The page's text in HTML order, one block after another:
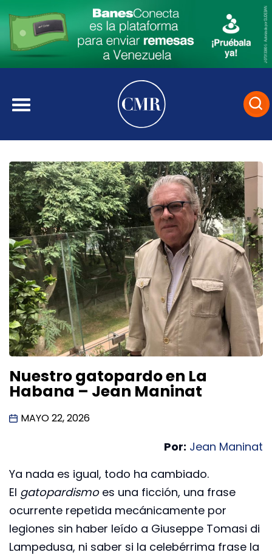
Nuestro gatopardo en La
Habana – Jean Maninat
MAYO 22, 2026
Por: Jean Maninat
Ya nada es igual, todo ha cambiado.
El gatopardismo es una ficción, una frase
ocurrente repetida mecánicamente por
legiones sin haber leído a Giuseppe Tomasi di
Lampedusa, ni saber si la celebérrima frase la